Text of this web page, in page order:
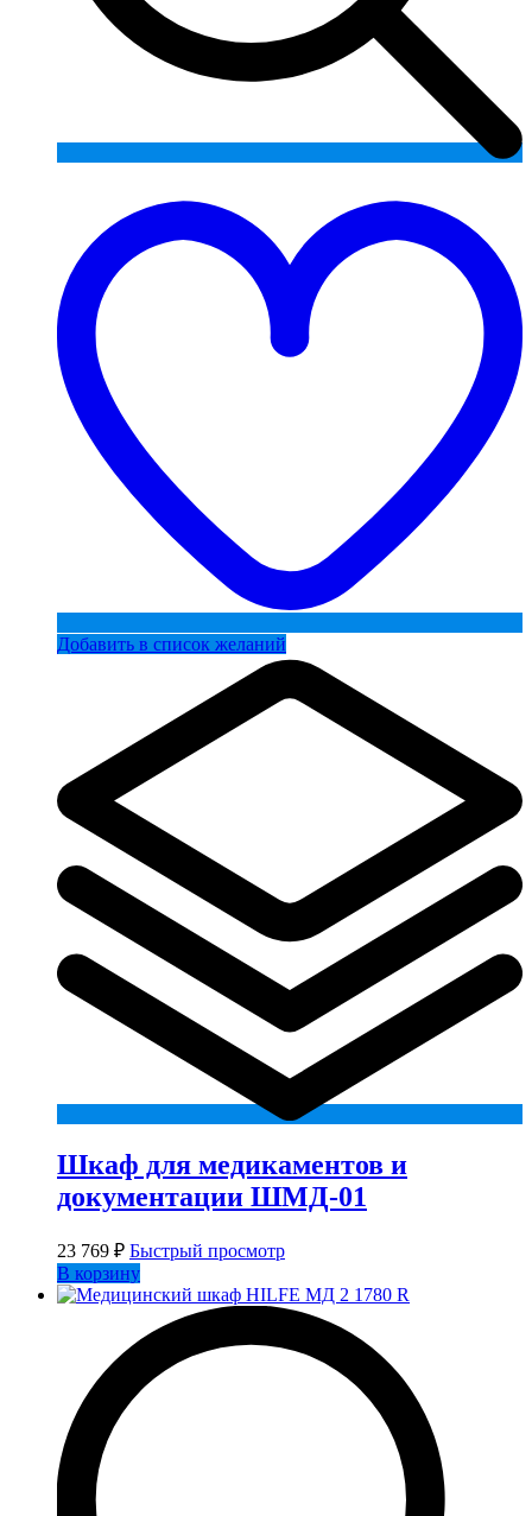
Добавить в список желаний
Шкаф для медикаментов и
документации ШМД-01
23 769 ₽ Быстрый просмотр
В корзину